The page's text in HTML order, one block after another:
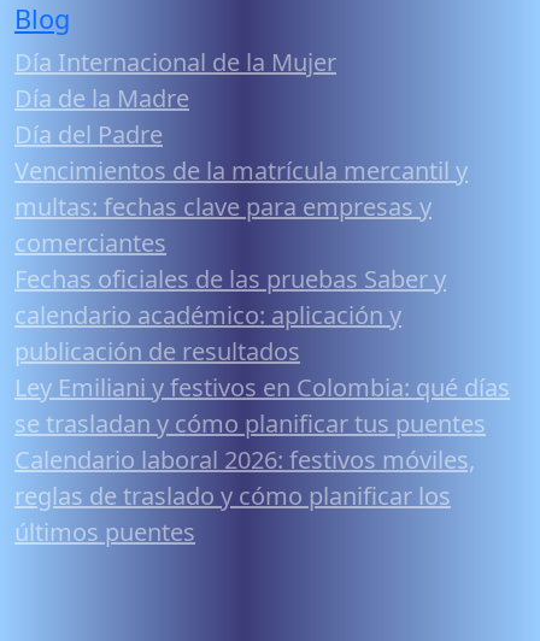
Blog
Día Internacional de la Mujer
Día de la Madre
Día del Padre
Vencimientos de la matrícula mercantil y
multas: fechas clave para empresas y
comerciantes
Fechas oficiales de las pruebas Saber y
calendario académico: aplicación y
publicación de resultados
Ley Emiliani y festivos en Colombia: qué días
se trasladan y cómo planificar tus puentes
Calendario laboral 2026: festivos móviles,
reglas de traslado y cómo planificar los
últimos puentes